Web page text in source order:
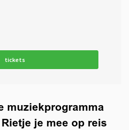
tickets
muziekprogramma
je mee op reis